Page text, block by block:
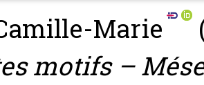
Marie
motifs –